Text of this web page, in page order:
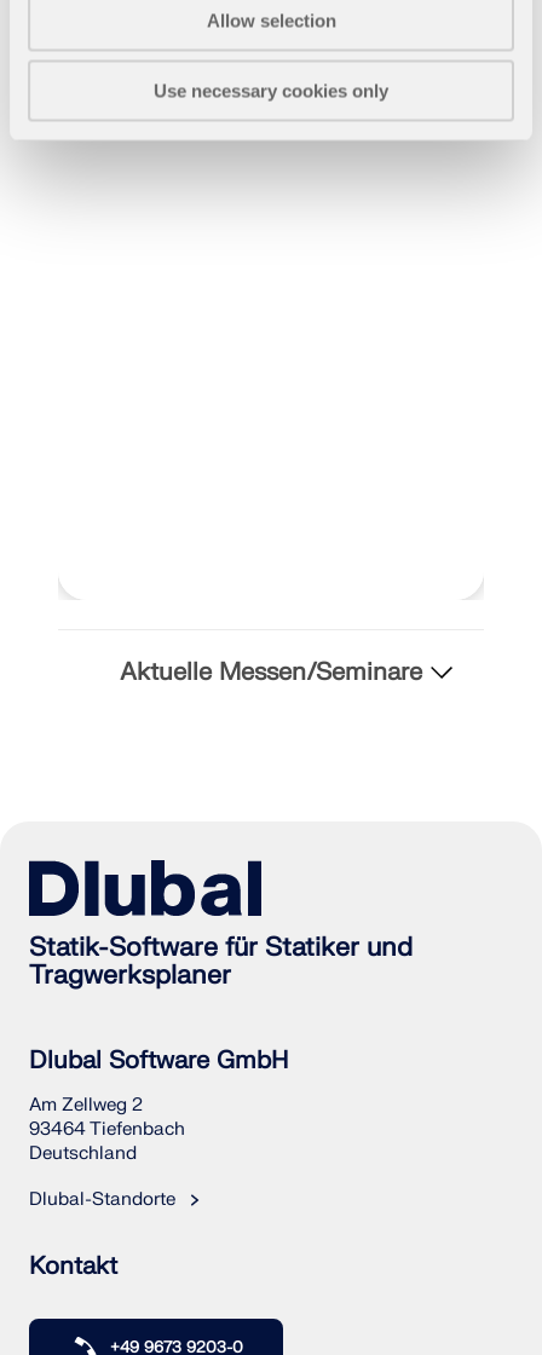
Allow selection
Use necessary cookies only
Geo-Zonen-Tool
Überholte ProdukteAktuelle Messen/Seminare
Statik-Software für Statiker und
Tragwerksplaner
Dlubal Software GmbH
Am Zellweg 2
93464 Tiefenbach
Deutschland
Dlubal-Standorte
Kontakt
+49 9673 9203-0